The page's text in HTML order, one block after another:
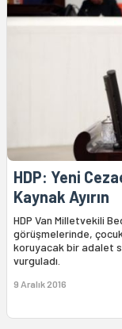
HDP: Yeni
Kaynak Ayırın
HDP Van Milletvekili
görüşmelerinde,
koruyacak bir adalet
vurguladı.
9 Aralık 2016